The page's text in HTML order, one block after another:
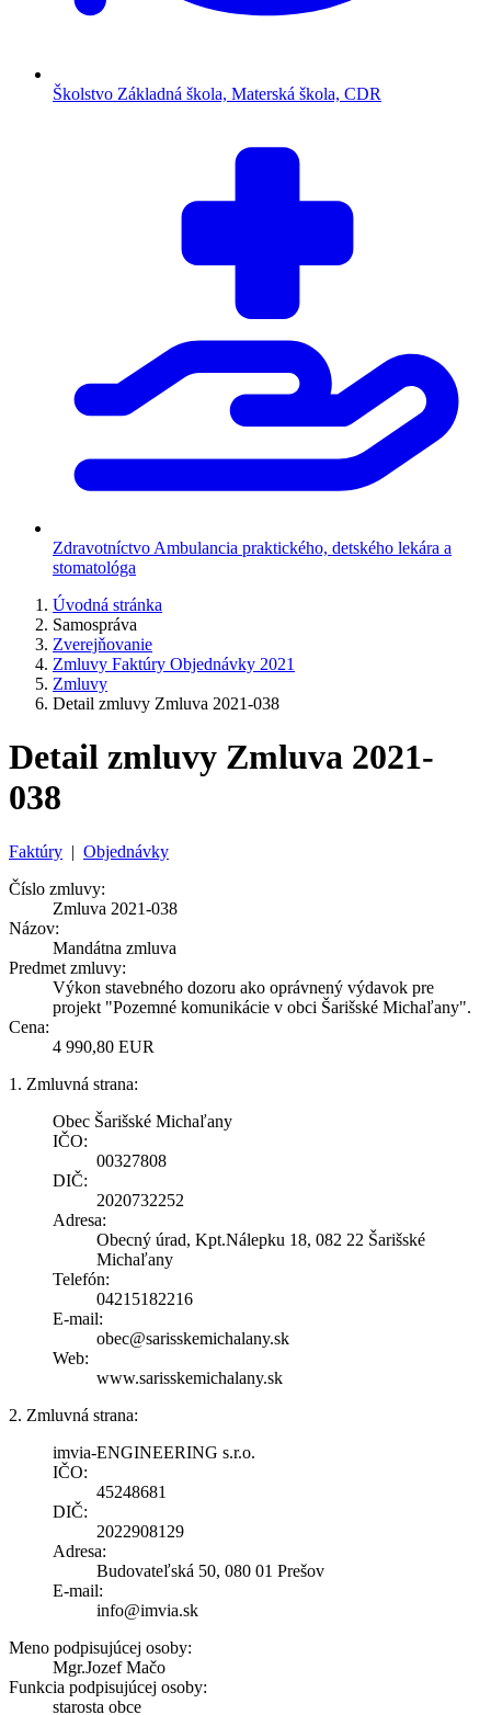
Školstvo Základná škola, Materská škola, CDR
Zdravotníctvo Ambulancia praktického, detského lekára a
stomatológa
Úvodná stránka
Samospráva
Zverejňovanie
Zmluvy Faktúry Objednávky 2021
Zmluvy
Detail zmluvy Zmluva 2021-038
Detail zmluvy Zmluva 2021-
038
Faktúry | Objednávky
Číslo zmluvy:
Zmluva 2021-038
Názov:
Mandátna zmluva
Predmet zmluvy:
Výkon stavebného dozoru ako oprávnený výdavok pre
projekt "Pozemné komunikácie v obci Šarišské Michaľany".
Cena:
4 990,80 EUR
1. Zmluvná strana:
Obec Šarišské Michaľany
IČO:
00327808
DIČ:
2020732252
Adresa:
Obecný úrad, Kpt.Nálepku 18, 082 22 Šarišské
Michaľany
Telefón:
04215182216
E-mail:
obec@sarisskemichalany.sk
Web:
www.sarisskemichalany.sk
2. Zmluvná strana:
imvia-ENGINEERING s.r.o.
IČO:
45248681
DIČ:
2022908129
Adresa:
Budovateľská 50, 080 01 Prešov
E-mail:
info@imvia.sk
Meno podpisujúcej osoby:
Mgr.Jozef Mačo
Funkcia podpisujúcej osoby:
starosta obce